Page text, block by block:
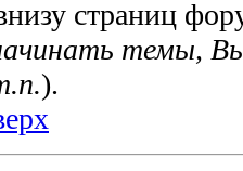
страниц
темы,
).